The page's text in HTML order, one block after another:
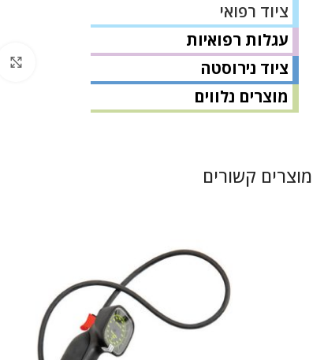
ציוד רפואי
עגלות רפואיות
ציוד נירוסטה
מוצרים נלווים
מוצרים קשורים